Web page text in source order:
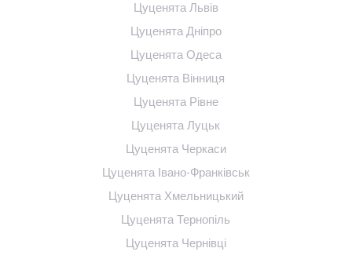
Цуценята Львів
Цуценята Дніпро
Цуценята Одеса
Цуценята Вінниця
Цуценята Рівне
Цуценята Луцьк
Цуценята Черкаси
Цуценята Івано-Франківськ
Цуценята Хмельницький
Цуценята Тернопіль
Цуценята Чернівці